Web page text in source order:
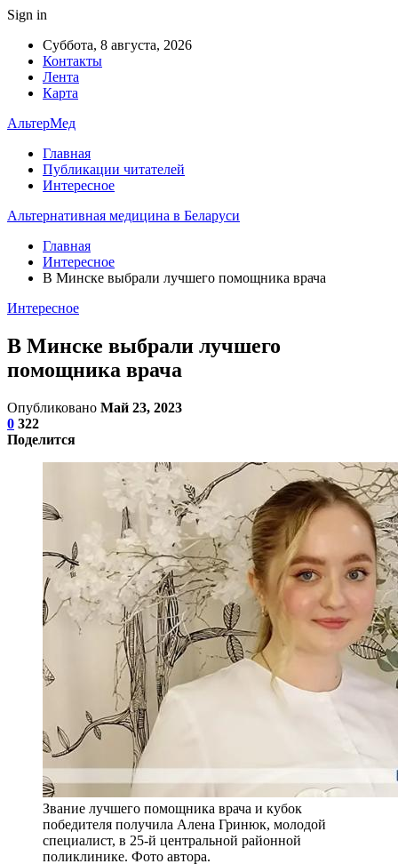
Sign in
Суббота, 8 августа, 2026
Контакты
Лента
Карта
АльтерМед
Главная
Публикации читателей
Интересное
Альтернативная медицина в Беларуси
Главная
Интересное
В Минске выбрали лучшего помощника врача
Интересное
В Минске выбрали лучшего
помощника врача
Опубликовано Май 23, 2023
0 322
Поделится
Звание лучшего помощника врача и кубок
победителя получила Алена Гринюк, молодой
специалист, в 25-й центральной районной
поликлинике. Фото автора.